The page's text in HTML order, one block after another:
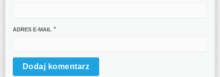
ADRES E-MAIL *